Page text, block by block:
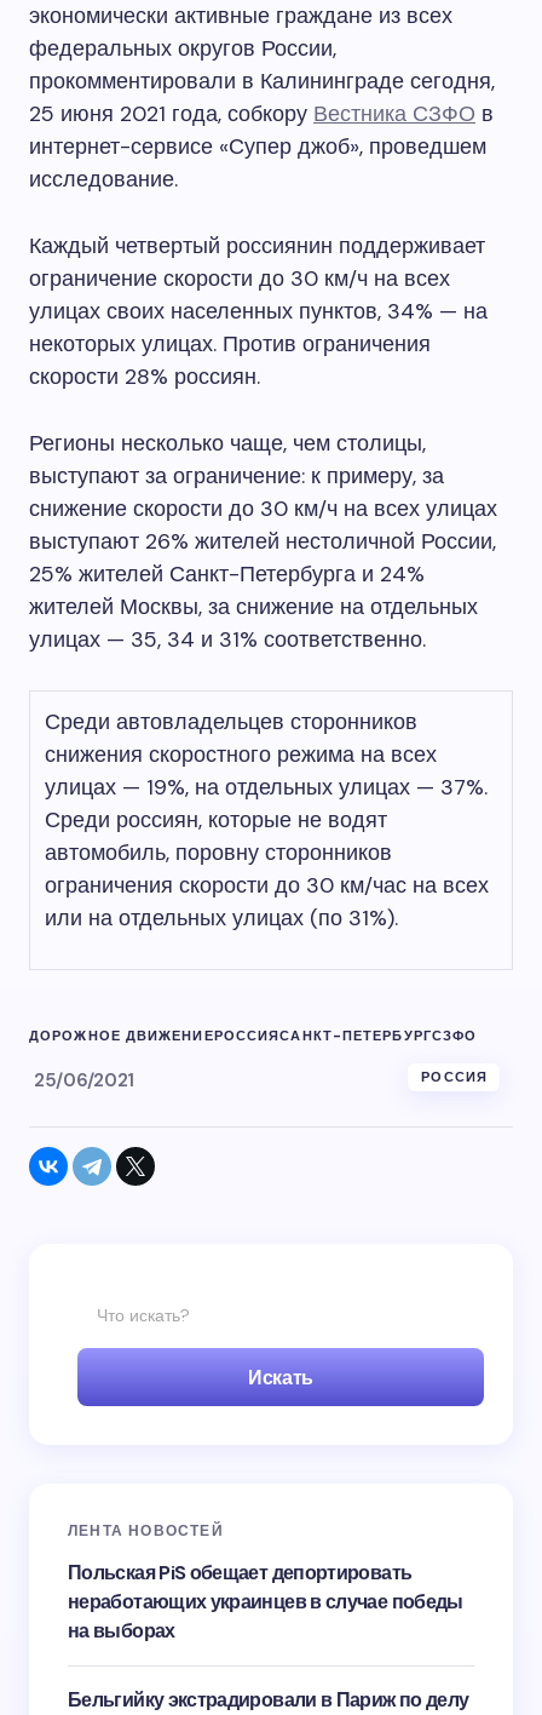
экономически активные граждане из всех
федеральных округов России,
прокомментировали в Калининграде сегодня,
25 июня 2021 года, собкору Вестника СЗФО в
интернет-сервисе «Супер джоб», проведшем
исследование.
Каждый четвертый россиянин поддерживает
ограничение скорости до 30 км/ч на всех
улицах своих населенных пунктов, 34% — на
некоторых улицах. Против ограничения
скорости 28% россиян.
Регионы несколько чаще, чем столицы,
выступают за ограничение: к примеру, за
снижение скорости до 30 км/ч на всех улицах
выступают 26% жителей нестоличной России,
25% жителей Санкт-Петербурга и 24%
жителей Москвы, за снижение на отдельных
улицах — 35, 34 и 31% соответственно.
Среди автовладельцев сторонников
снижения скоростного режима на всех
улицах — 19%, на отдельных улицах — 37%.
Среди россиян, которые не водят
автомобиль, поровну сторонников
ограничения скорости до 30 км/час на всех
или на отдельных улицах (по 31%).
ДОРОЖНОЕ ДВИЖЕНИЕРОССИЯСАНКТ-ПЕТЕРБУРГСЗФО
25/06/2021 РОССИЯ
Искать
ЛЕНТА НОВОСТЕЙ
Польская PiS обещает депортировать
неработающих украинцев в случае победы
на выборах
Бельгийку экстрадировали в Париж по делу